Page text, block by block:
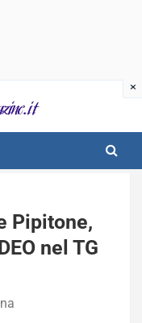
Pipitone,
nel TG